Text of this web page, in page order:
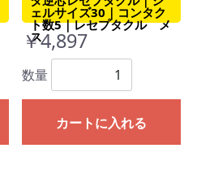
ェルサイズ30｜コンタク
ト数5｜レセプタクル メ
ス
￥4,897
数量
カートに入れる